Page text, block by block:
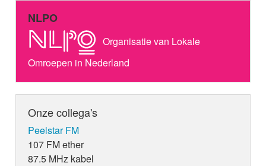
NLPO
Organisatie van Lokale
Omroepen in Nederland
Onze collega's
Peelstar FM
107 FM ether
87.5 MHz kabel